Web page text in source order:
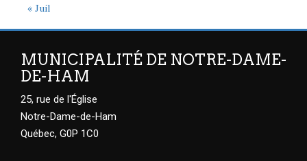
« Juil
MUNICIPALITÉ DE NOTRE-DAME-
DE-HAM
25, rue de l'Église
Notre-Dame-de-Ham
Québec, G0P 1C0